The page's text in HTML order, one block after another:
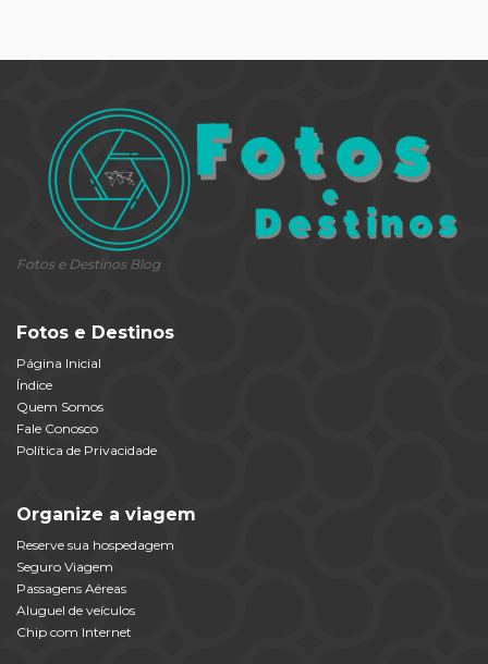
Fotos e Destinos Blog
Fotos e Destinos
Página Inicial
Índice
Quem Somos
Fale Conosco
Política de Privacidade
Organize a viagem
Reserve sua hospedagem
Seguro Viagem
Passagens Aéreas
Aluguel de veículos
Chip com Internet